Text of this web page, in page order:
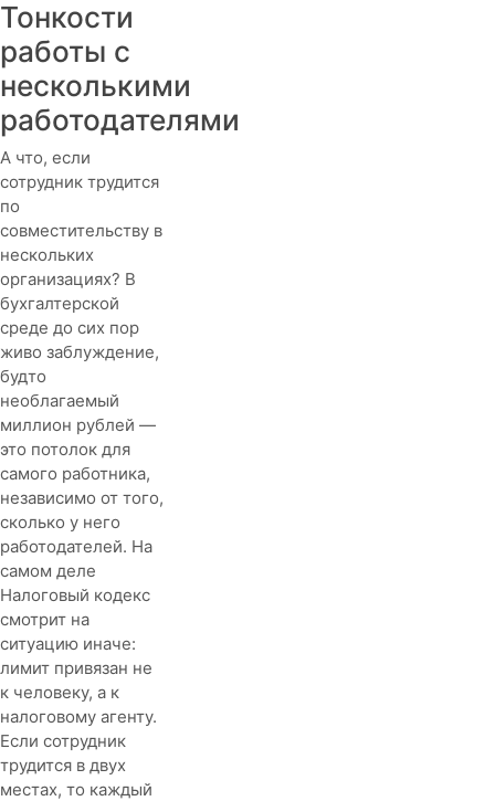
Тонкости
работы с
несколькими
работодателями
А что, если
сотрудник трудится
по
совместительству в
нескольких
организациях? В
бухгалтерской
среде до сих пор
живо заблуждение,
будто
необлагаемый
миллион рублей —
это потолок для
самого работника,
независимо от того,
сколько у него
работодателей. На
самом деле
Налоговый кодекс
смотрит на
ситуацию иначе:
лимит привязан не
к человеку, а к
налоговому агенту.
Если сотрудник
трудится в двух
местах, то каждый